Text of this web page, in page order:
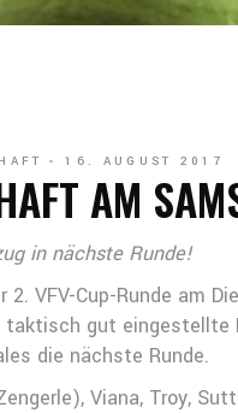
16. AUGUST 2017
AM
in nächste Runde!
VFV-Cup-Runde am
gut eingestellte
die nächste Runde.
Viana, Troy,